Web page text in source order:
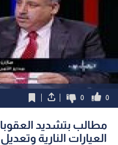
0
0
مطالب بتشديد
العيارات النارية